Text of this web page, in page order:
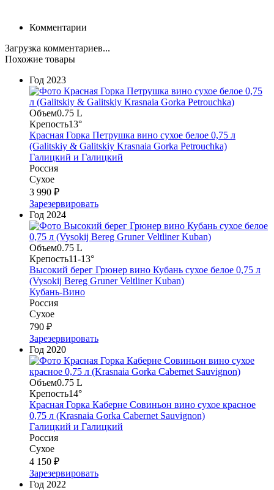
Комментарии
Загрузка комментариев...
Похожие товары
Год 2023
Объем0.75 L
Крепость13°
Красная Горка Петрушка вино сухое белое 0,75 л
(Galitskiy & Galitskiy Krasnaia Gorka Petrouchka)
Галицкий и Галицкий
Россия
Сухое
3 990 ₽
Зарезервировать
Год 2024
Объем0.75 L
Крепость11-13°
Высокий берег Грюнер вино Кубань сухое белое 0,75 л
(Vysokij Bereg Gruner Veltliner Kuban)
Кубань-Вино
Россия
Сухое
790 ₽
Зарезервировать
Год 2020
Объем0.75 L
Крепость14°
Красная Горка Каберне Совиньон вино сухое красное
0,75 л (Krasnaia Gorka Cabernet Sauvignon)
Галицкий и Галицкий
Россия
Сухое
4 150 ₽
Зарезервировать
Год 2022